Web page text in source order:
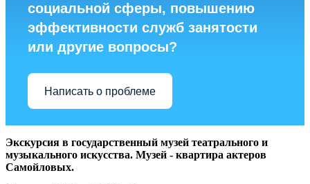
социальной сферы, повышению
эффективности служб занятости
или другие вопросы?
Написать о проблеме
Экскурсия в государственный музей театрального и
музыкального искусства. Музей - квартира актеров
Самойловых.